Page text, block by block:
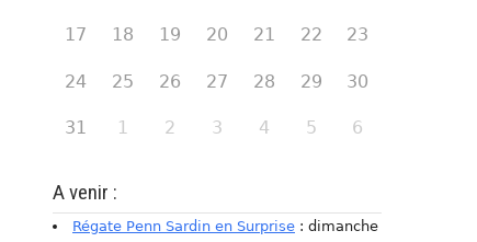
17 18 19 20 21 22 23
24 25 26 27 28 29 30
31 1 2 3 4 5 6
A venir :
Régate Penn Sardin en Surprise : dimanche